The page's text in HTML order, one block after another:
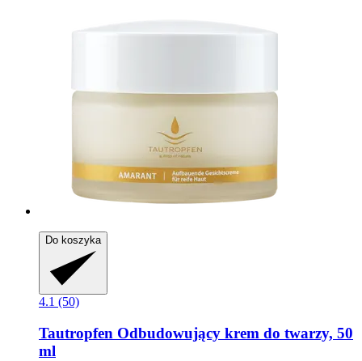
Do koszyka
4.1 (50)
Tautropfen Odbudowujący krem do twarzy, 50
ml